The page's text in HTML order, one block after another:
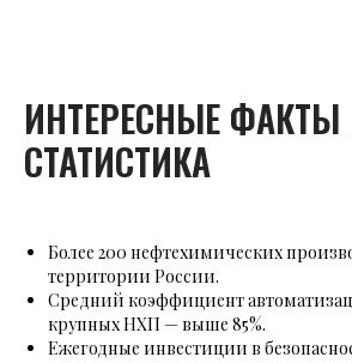
ИНТЕРЕСНЫЕ ФАКТЫ
СТАТИСТИКА
Более 200 нефтехимических
территории России.
Средний коэффициент
крупных НХП — выше 85%.
Ежегодные инвестиции в